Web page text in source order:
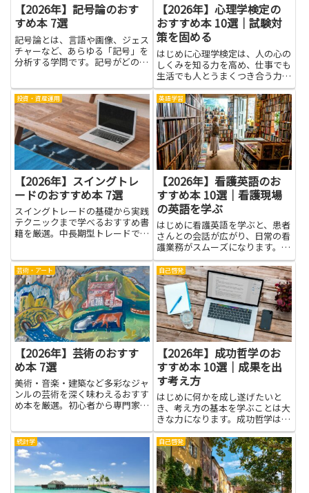
【2026年】記号論のおす
すめ本 7選
記号論とは、言語や画像、ジェス
チャーなど、あらゆる「記号」を
分析する学問です。記号がどのよ
学・美術・文学・広告など、さま
ざまな分野と関わりがあり、社会
や文化の仕組みを理解する上で重
要...
【2026年】心理学検定の
おすすめ本 10選｜試験対
策を固める
はじめに心理学検定は、人の心の
しくみを知る力を高め、仕事でも
生活でも人とうまくつき合う力を
育てます。学ぶメリットは分かり
やすく、まず自分の考えを整理で
きる点です。説明を読み、なぜそ
うなるのかを考える練習を重ねる
と、他の人の気持ちを読み取る
力...
投資・資産運用
【2026年】スイングトレ
ードのおすすめ本 7選
スイングトレードの基礎から実践
テクニックまで学べるおすすめ書
籍を厳選。中長期型トレードで安
英語学習
【2026年】看護英語のお
すすめ本 10選｜看護現場
の英語を学ぶ
はじめに看護英語を学ぶと、患者
さんとの会話が広がり、日常の看
護業務がスムーズになります。看
護現場では専門用語だけでなく、
意思疎通のちょっとした表現が大
きな安心感につながります。この
本は看護英語の基礎から実務で使
える表現まで、やさしく丁寧に
紹...
芸術・アート
【2026年】芸術のおすす
め本 7選
美術・音楽・建築など多彩なジャ
ンルの芸術を深く味わえるおすす
め本を厳選。初心者から専門家ま
自己啓発
【2026年】成功哲学のお
すすめ本 10選｜成果を出
す考え方
はじめに何かを成し遂げたいと
き、考え方の基本を学ぶことは大
きな力になります。成功哲学は、
うまくいく人の思考と行動のしか
たを、日常の生活の中で実践でき
る形にまとめたものです。難しい
言葉よりも、今日から使えるヒン
トを中心にされています。書かれ
た...
統計学 自己啓発